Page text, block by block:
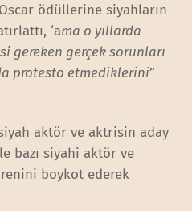
ödüllerine siyahların
‘ama o yıllarda
gereken gerçek sorunları
protesto etmediklerini”
aktör ve aktrisin aday
bazı siyahi aktör ve
boykot ederek